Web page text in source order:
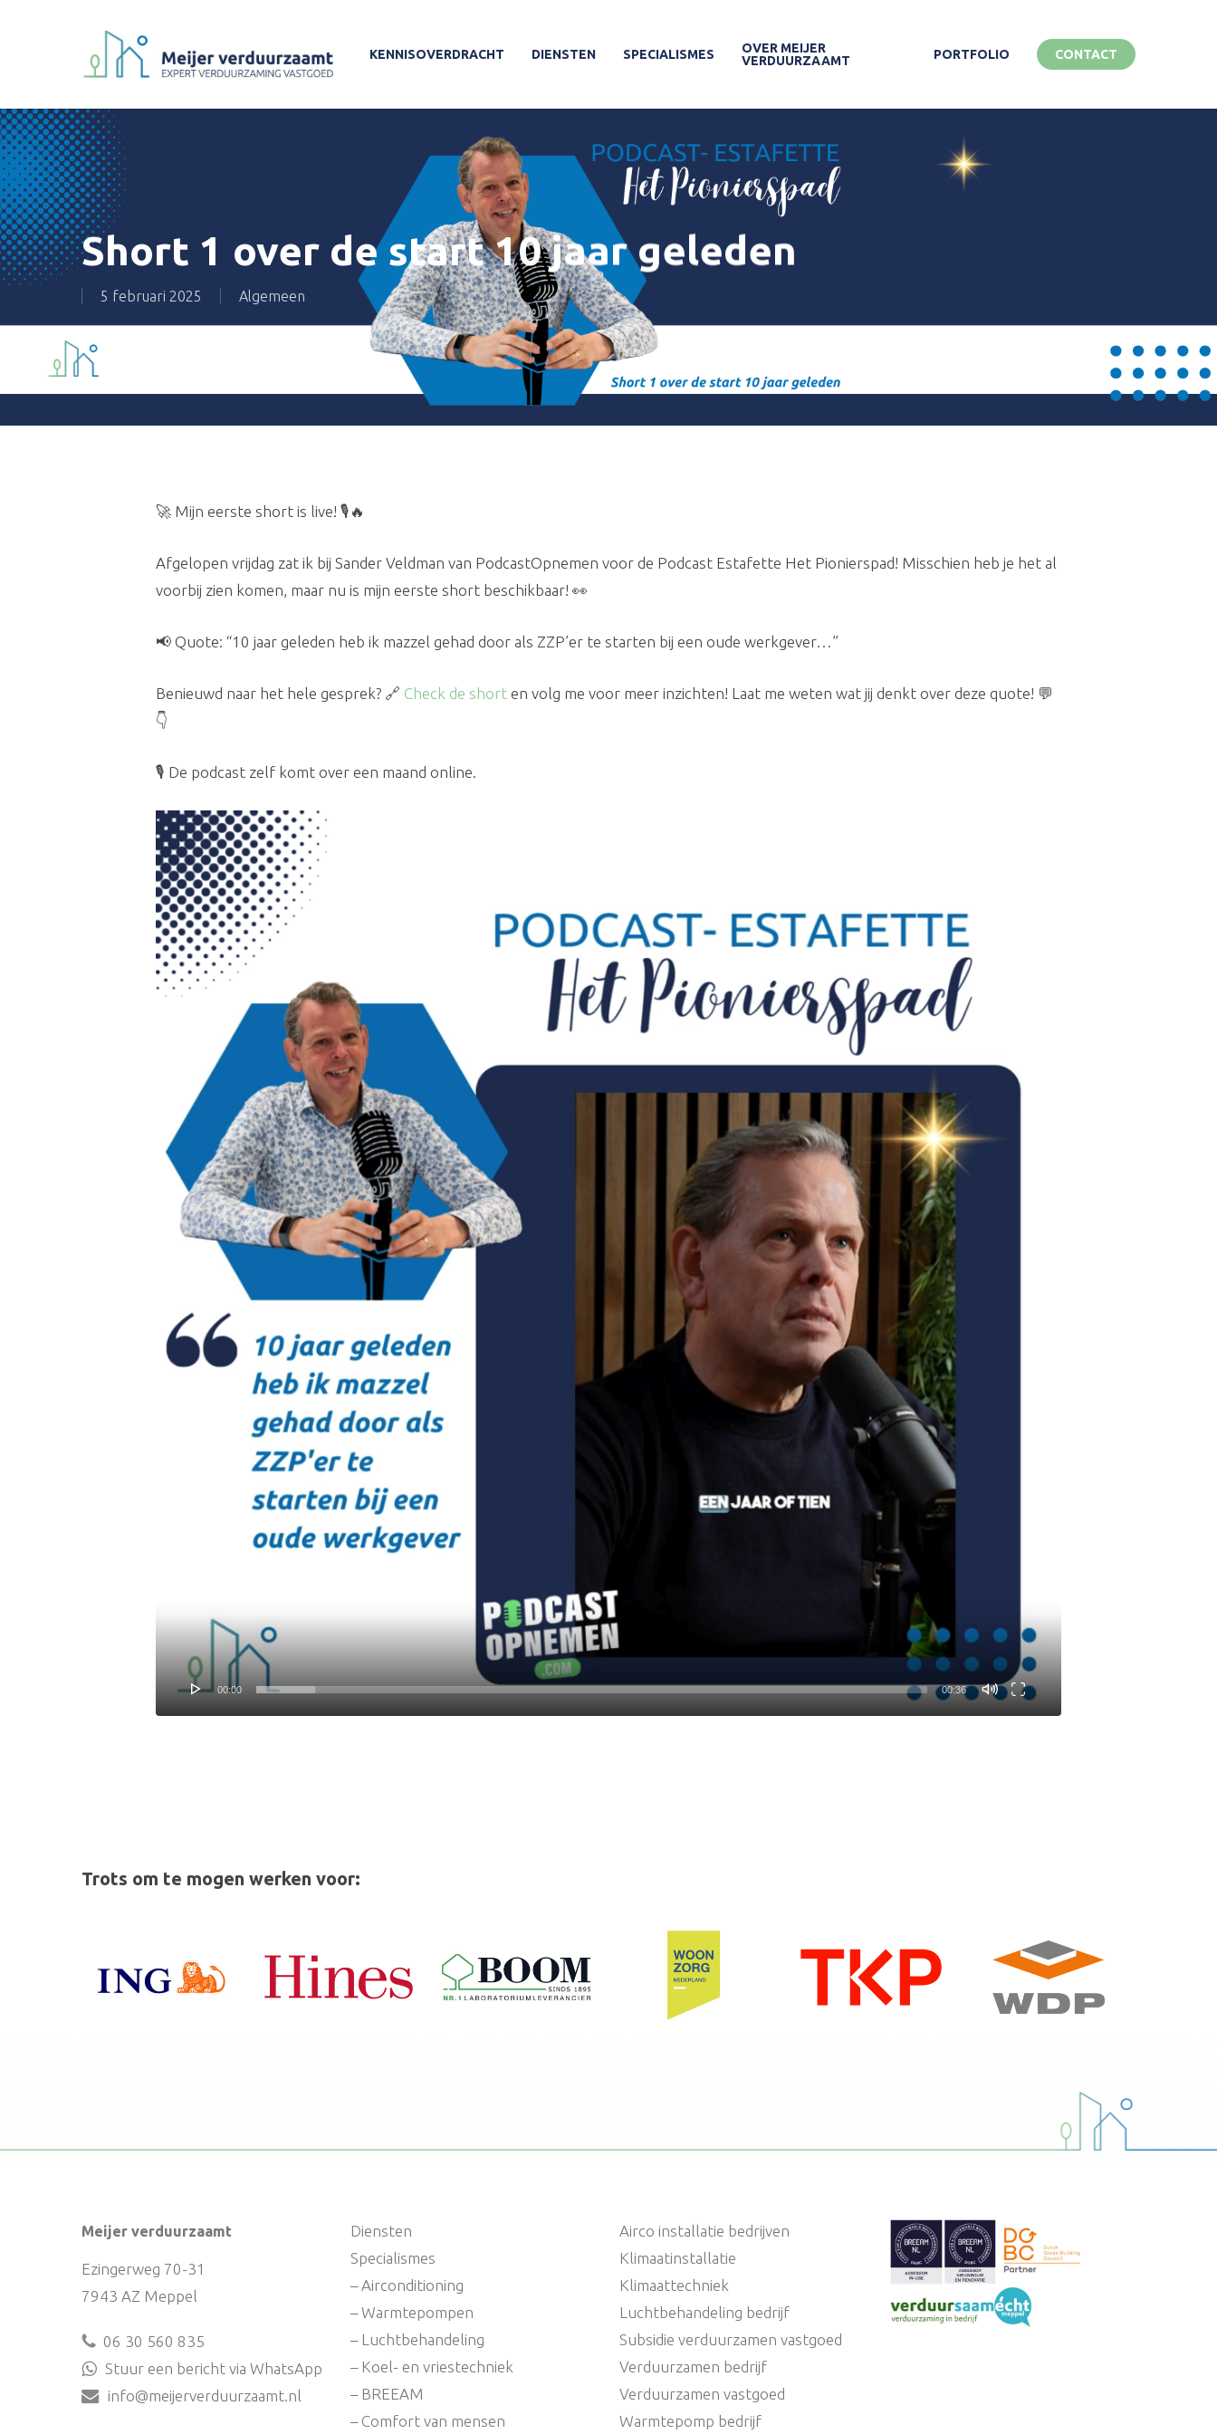
KENNISOVERDRACHT DIENSTEN SPECIALISMES
OVER MEIJER
VERDUURZAAMT
PORTFOLIO CONTACT
Short 1 over de start 10 jaar geleden
5 februari 2025 Algemeen
🚀 Mijn eerste short is live! 🎙️🔥
Afgelopen vrijdag zat ik bij Sander Veldman van PodcastOpnemen voor de Podcast Estafette Het Pionierspad! Misschien heb je het al
voorbij zien komen, maar nu is mijn eerste short beschikbaar! 👀
📢 Quote: “10 jaar geleden heb ik mazzel gehad door als ZZP’er te starten bij een oude werkgever…”
Benieuwd naar het hele gesprek? 🔗 Check de short en volg me voor meer inzichten! Laat me weten wat jij denkt over deze quote! 💬
👇
🎙️ De podcast zelf komt over een maand online.
Videospeler
00:00 00:36
Trots om te mogen werken voor:
Meijer verduurzaamt
Ezingerweg 70-31
7943 AZ Meppel
06 30 560 835
Stuur een bericht via WhatsApp
info@meijerverduurzaamt.nl
Diensten
Specialismes
– Airconditioning
– Warmtepompen
– Luchtbehandeling
– Koel- en vriestechniek
– BREEAM
– Comfort van mensen
Airco installatie bedrijven
Klimaatinstallatie
Klimaattechniek
Luchtbehandeling bedrijf
Subsidie verduurzamen vastgoed
Verduurzamen bedrijf
Verduurzamen vastgoed
Warmtepomp bedrijf